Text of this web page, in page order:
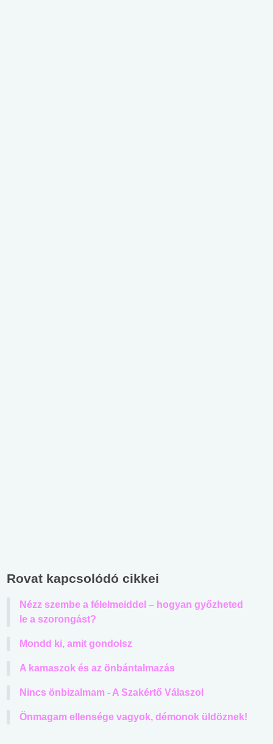
Rovat kapcsolódó cikkei
Nézz szembe a félelmeiddel – hogyan győzheted
le a szorongást?
Mondd ki, amit gondolsz
A kamaszok és az önbántalmazás
Nincs önbizalmam - A Szakértő Válaszol
Önmagam ellensége vagyok, démonok üldöznek!